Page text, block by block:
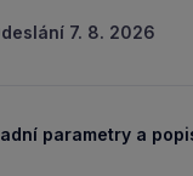
7. 8. 2026
parametry a